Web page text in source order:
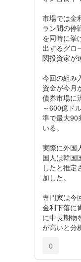
市場では金
ラン間の停
を同時に挙
出するグロ
関投資家が
今回の組み
資金が今月
債券市場に
～600億ド
準で最大90
いる。
実際に外国
国人は韓国
したと推定
加した。
専門家は今
金利下落に
に中長期物
が高いと分
0